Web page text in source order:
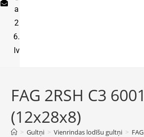
a
2
6.
lv
FAG 2RSH C3 6001
(12x28x8)
> Gultņi > Vienrindas lodīšu gultņi > FAG